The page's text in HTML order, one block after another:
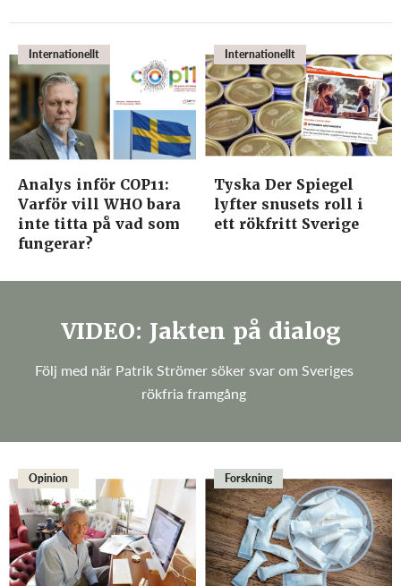
Internationellt
Analys inför COP11:
Varför vill WHO bara
inte titta på vad som
fungerar?
Internationellt
Tyska Der Spiegel
lyfter snusets roll i
ett rökfritt Sverige
VIDEO: Jakten på dialog
Följ med när Patrik Strömer söker svar om Sveriges
rökfria framgång
Opinion Forskning